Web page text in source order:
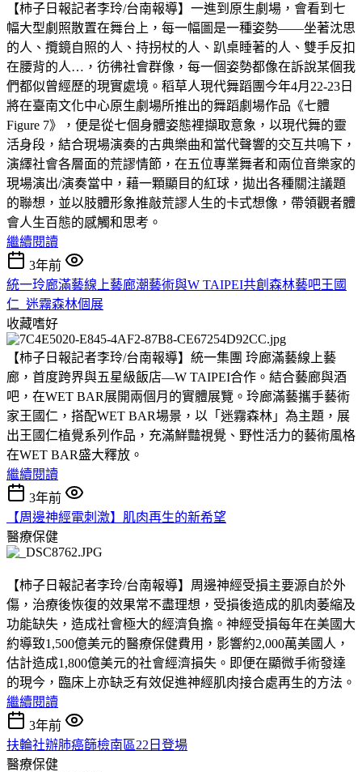
【柿子日報記者李玲/台南報導】一進到原生劇場，會看到七
幅大型劇照散置在舞台上，每一幅圖是一種姿勢——坐著沈思
的人、攬鏡自照的人、持拐杖的人、趴桌睡著的人、雙手反扣
在腰背的人…，彷彿社會群像，每一個姿勢都像在訴說某個我
們都似曾經歷的現實處境。稻草人現代舞蹈團今年4月22-23日
將在臺南文化中心原生劇場所推出的舞蹈劇場作品《七體
Figure 7》，便是從七個身體姿態裡擷取意象，以現代舞的靈
活身段，結合現場演奏的古典樂曲和當代聲響的交互共鳴下，
演繹社會各層面的荒謬情節，在五位專業舞者和兩位音樂家的
現場演出/演奏當中，藉一顆顯目的紅球，拋出各種關注議題
的聯想，並以肢體形象推敲荒謬人生的卡式想像，帶領觀者體
會人生百態的感觸和思考。
繼續閱讀
3年前
統一玲廊滿藝線上藝廊潮藝術與W TAIPEI共創森林藝吧王國
仁_迷霧森林個展
收藏嗜好
【柿子日報記者李玲/台南報導】統一集團 玲廊滿藝線上藝
廊，首度跨界與五星級飯店—W TAIPEI合作。結合藝廊與酒
吧，在WET BAR展開兩個月的實體展覽。玲廊滿藝攜手藝術
家王國仁，搭配WET BAR場景，以「迷霧森林」為主題，展
出王國仁植覺系列作品，充滿鮮豔視覺、野性活力的藝術風格
在WET BAR盛大釋放。
繼續閱讀
3年前
【周邊神經電刺激】肌肉再生的新希望
醫療保健
【柿子日報記者李玲/台南報導】周邊神經受損主要源自於外
傷，治療後恢復的效果常不盡理想，受損後造成的肌肉萎縮及
功能缺失，造成社會極大的經濟負擔。神經受損每年在美國大
約導致1,500億美元的醫療保健費用，影響約2,000萬美國人，
估計造成1,800億美元的社會經濟損失。即便在顯微手術發達
的現今，臨床上亦缺乏有效促進神經肌肉接合處再生的方法。
繼續閱讀
3年前
扶輪社辦肺癌篩檢南區22日登場
醫療保健